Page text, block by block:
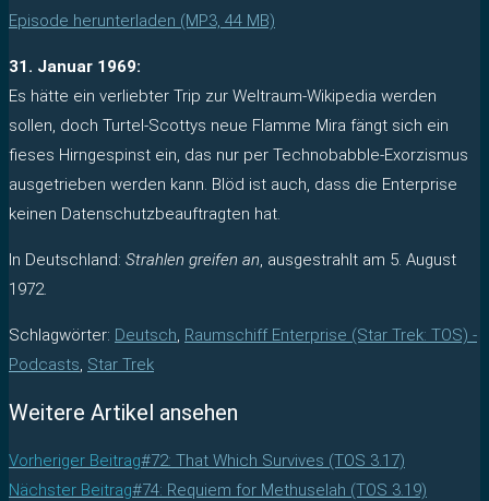
Episode herunterladen (MP3, 44 MB)
31. Januar 1969:
Es hätte ein verliebter Trip zur Weltraum-Wikipedia werden
sollen, doch Turtel-Scottys neue Flamme Mira fängt sich ein
fieses Hirngespinst ein, das nur per Technobabble-Exorzismus
ausgetrieben werden kann. Blöd ist auch, dass die Enterprise
keinen Datenschutzbeauftragten hat.
In Deutschland: Strahlen greifen an, ausgestrahlt am 5. August
1972.
Schlagwörter: Deutsch, Raumschiff Enterprise (Star Trek: TOS) -
Podcasts, Star Trek
Weitere Artikel ansehen
Vorheriger Beitrag#72: That Which Survives (TOS 3.17)
Nächster Beitrag#74: Requiem for Methuselah (TOS 3.19)